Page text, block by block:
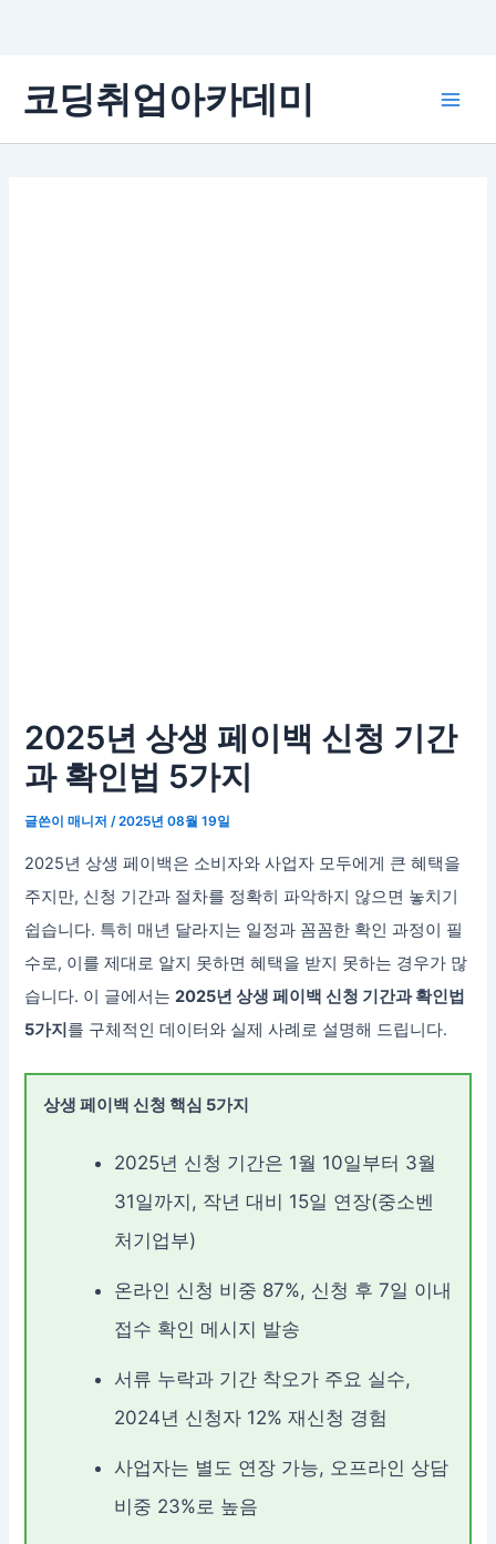
로
코딩취업아카데미
2025년 상생 페이백 신청 기간
과 확인법 5가지
글쓴이매니저 /2025년 08월 19일
2025년 상생 페이백은 소비자와 사업자 모두에게 큰 혜택을
주지만, 신청 기간과 절차를 정확히 파악하지 않으면 놓치기
쉽습니다. 특히 매년 달라지는 일정과 꼼꼼한 확인 과정이 필
수로, 이를 제대로 알지 못하면 혜택을 받지 못하는 경우가 많
습니다. 이 글에서는2025년 상생 페이백 신청 기간과 확인법
5가지 를 구체적인 데이터와 실제 사례로 설명해 드립니다.
상생 페이백 신청 핵심 5가지
2025년 신청 기간은 1월 10일부터 3월
31일까지, 작년 대비 15일 연장(중소벤
처기업부)
온라인 신청 비중 87%, 신청 후 7일 이내
접수 확인 메시지 발송
서류 누락과 기간 착오가 주요 실수,
2024년 신청자 12% 재신청 경험
사업자는 별도 연장 가능, 오프라인 상담
비중 23%로 높음